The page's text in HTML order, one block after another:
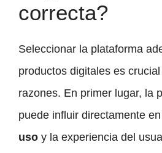
correcta?
Seleccionar la plataforma
productos digitales es
razones. En primer lugar, la
puede influir directamente en
uso y la experiencia del